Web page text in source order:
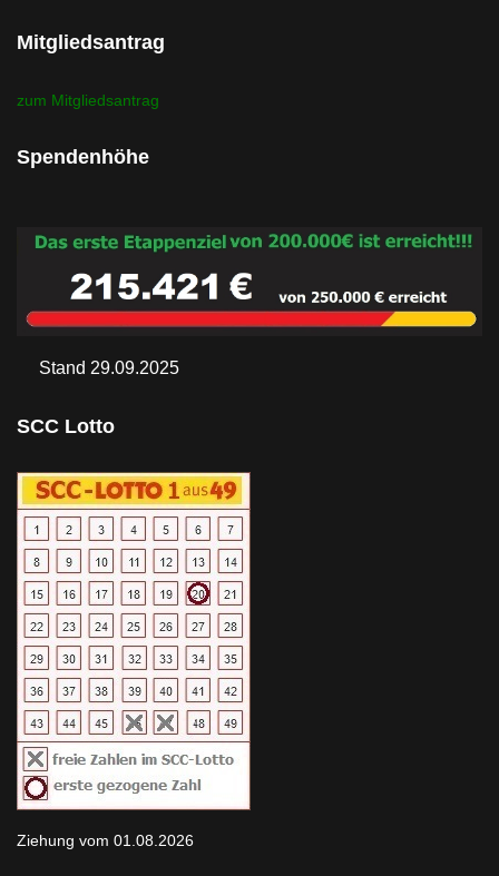
Mitgliedsantrag
zum Mitgliedsantrag
Spendenhöhe
Stand 29.09.2025
SCC Lotto
Ziehung vom 01.08.2026